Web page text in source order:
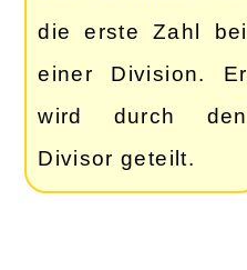
die erste Zahl bei
einer Division. Er
wird durch den
Divisor geteilt.